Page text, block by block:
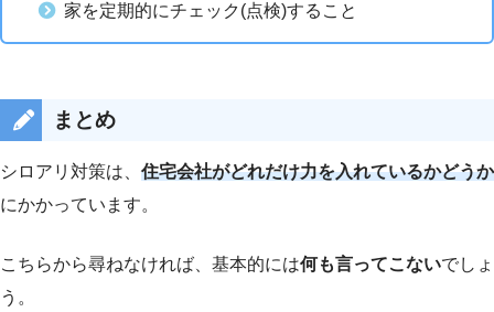
家を定期的にチェック(点検)すること
まとめ
シロアリ対策は、 住宅会社がどれだけ力を入れているかどうか
にかかっています。
こちらから尋ねなければ、基本的には何も言ってこないでしょ
う。